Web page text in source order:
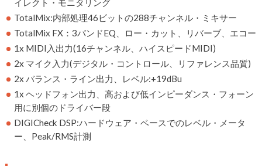
TotalMix:内部処理46ビットの288チャンネル・ミキサー
TotalMix FX：3バンドEQ、ロー・カット、リバーブ、エコー
1x MIDI入出力(16チャンネル、ハイスピードMIDI)
2x マイク入力(デジタル・コントロール、リファレンス品質)
2x バランス・ライン出力、レベル:+19dBu
1x ヘッドフォン出力、高および低インピーダンス・フォーン
用に別個のドライバー段
DIGICheck DSP:ハードウェア・ベースでのレベル・メータ
ー、Peak/RMS計測